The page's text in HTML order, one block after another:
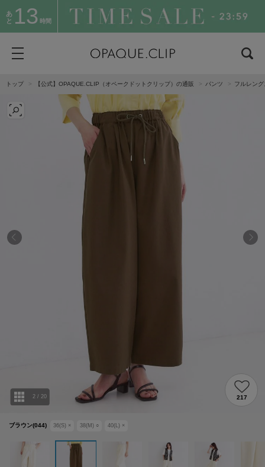
あ
と 13 時間
トップ 【公式】OPAQUE.CLIP（オペークドットクリップ）の通販 パンツ フルレン
ブラウン(044) 36(S) × 38(M) ○ 40(L) ×
2 / 20 217